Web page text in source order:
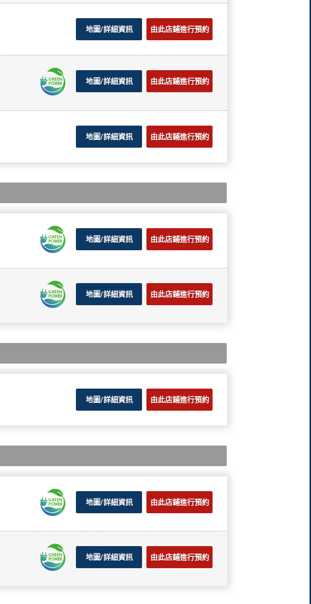
地圖/詳細資訊 由此店鋪進行預約
地圖/詳細資訊 由此店鋪進行預約
地圖/詳細資訊 由此店鋪進行預約
地圖/詳細資訊 由此店鋪進行預約
地圖/詳細資訊 由此店鋪進行預約
地圖/詳細資訊 由此店鋪進行預約
地圖/詳細資訊 由此店鋪進行預約
地圖/詳細資訊 由此店鋪進行預約